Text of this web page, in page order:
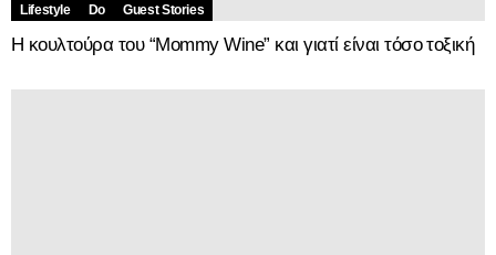
Lifestyle Do Guest Stories
Η κουλτούρα του “Μommy Wine” και γιατί είναι τόσο τοξική